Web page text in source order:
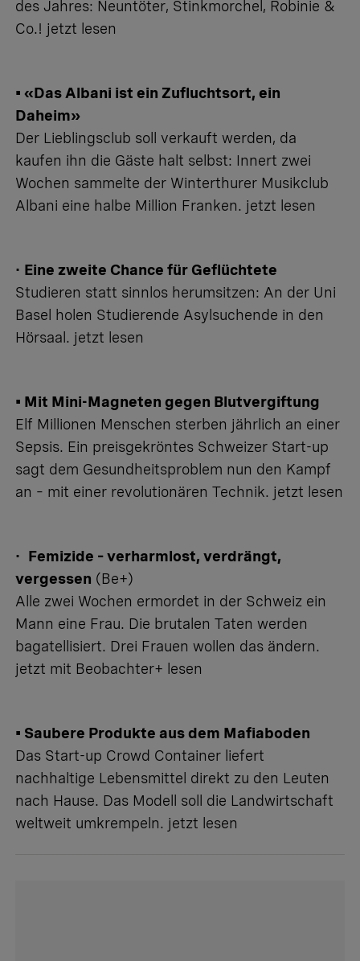
des Jahres: Neuntöter, Stinkmorchel, Robinie &
Co.! jetzt lesen
• «Das Albani ist ein Zufluchtsort, ein
Daheim»
Der Lieblingsclub soll verkauft werden, da
kaufen ihn die Gäste halt selbst: Innert zwei
Wochen sammelte der Winterthurer Musikclub
Albani eine halbe Million Franken. jetzt lesen
• Eine zweite Chance für Geflüchtete
Studieren statt sinnlos herumsitzen: An der Uni
Basel holen Studierende Asylsuchende in den
Hörsaal. jetzt lesen
• Mit Mini-Magneten gegen Blutvergiftung
Elf Millionen Menschen sterben jährlich an einer
Sepsis. Ein preisgekröntes Schweizer Start-up
sagt dem Gesundheitsproblem nun den Kampf
an – mit einer revolutionären Technik. jetzt lesen
• Femizide – verharmlost, verdrängt,
vergessen (Be+)
Alle zwei Wochen ermordet in der Schweiz ein
Mann eine Frau. Die brutalen Taten werden
bagatellisiert. Drei Frauen wollen das ändern.
jetzt mit Beobachter+ lesen
• Saubere Produkte aus dem Mafiaboden
Das Start-up Crowd Container liefert
nachhaltige Lebensmittel direkt zu den Leuten
nach Hause. Das Modell soll die Landwirtschaft
weltweit umkrempeln. jetzt lesen